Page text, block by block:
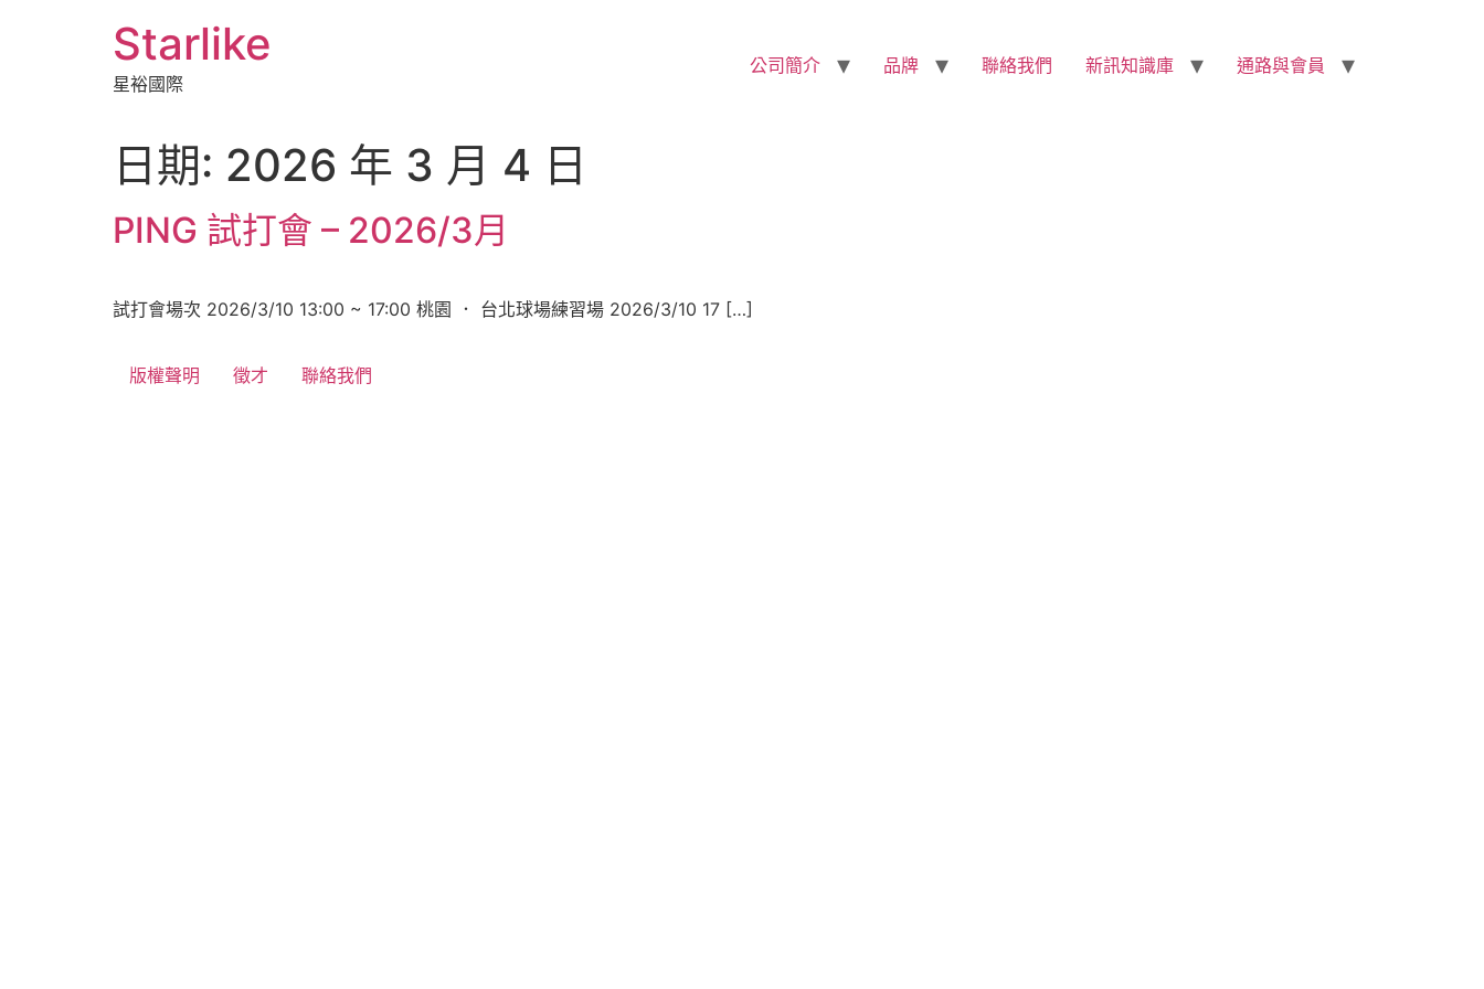
Starlike
星裕國際
公司簡介 品牌 聯絡我們 新訊知識庫 通路與會員
日期: 2026 年 3 月 4 日
PING 試打會 – 2026/3月
試打會場次 2026/3/10 13:00 ~ 17:00 桃園 ． 台北球場練習場 2026/3/10 17 […]
版權聲明 徵才 聯絡我們